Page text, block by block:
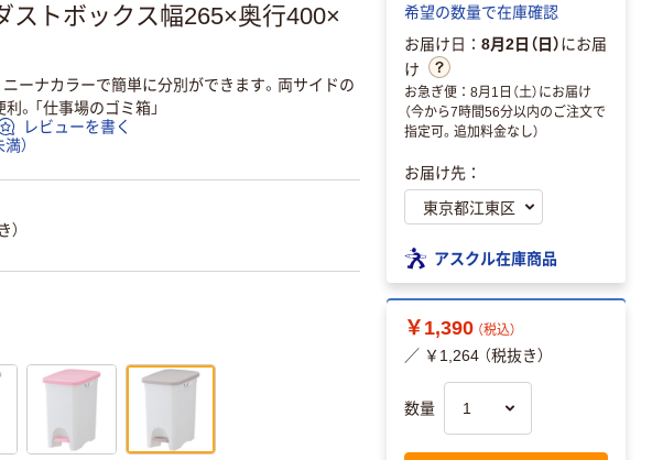
ストボックス幅265×奥行400×
ーナカラーで簡単に分別ができます。両サイドの
。「仕事場のゴミ箱」
レビューを書く
）
）
希望の数量で在庫確認
お届け日： 8月2日（日）にお届
け
お急ぎ便：8月1日（土）にお届け
（今から7時間56分以内のご注文で
指定可。追加料金なし）
お届け先：
アスクル在庫商品
￥1,390 （税込）
／ ￥1,264 （税抜き）
数量